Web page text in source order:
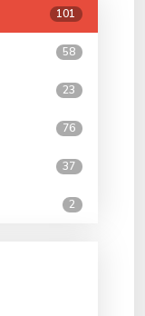
101
58
23
76
37
2